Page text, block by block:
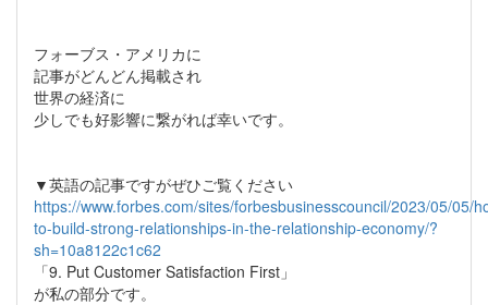
フォーブス・アメリカに
記事がどんどん掲載され
世界の経済に
少しでも好影響に繋がれば幸いです。
▼英語の記事ですがぜひご覧ください
https://www.forbes.com/sites/forbesbusinesscouncil/2023/05/05/
to-build-strong-relationships-in-the-relationship-economy/?
sh=10a8122c1c62
「9. Put Customer Satisfaction First」
が私の部分です。